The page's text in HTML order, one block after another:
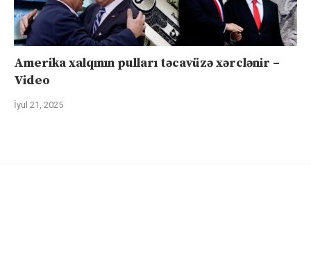
Amerika xalqının pulları təcavüzə xərclənir –
Video
İyul 21, 2025